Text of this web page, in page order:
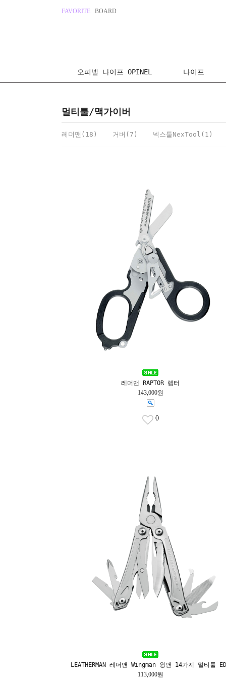
FAVORITE BOARD
오피넬 나이프 OPINEL 나이프
멀티툴/맥가이버
레더맨(18) 거버(7) 넥스툴NexTool(1)
레더맨 RAPTOR 렙터
143,000원
0
LEATHERMAN 레더맨 Wingman 윙맨 14가지 멀티툴
113,000원